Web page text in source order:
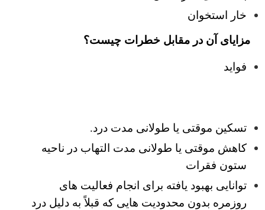
خار استخوان
مزایای آن در مقابل خطرات چیست؟
فواید
تسکین موقتی یا طولانی مدت درد.
کاهش موقتی یا طولانی مدت التهاب در ناحیه
ستون فقرات
توانایی بهبود یافته برای انجام فعالیت های
روزمره بدون محدودیت هایی که قبلاً به دلیل درد